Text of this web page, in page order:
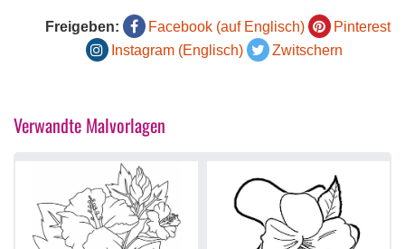
Freigeben: Facebook (auf Englisch)
Pinterest
Instagram (Englisch)
Zwitschern
Verwandte Malvorlagen